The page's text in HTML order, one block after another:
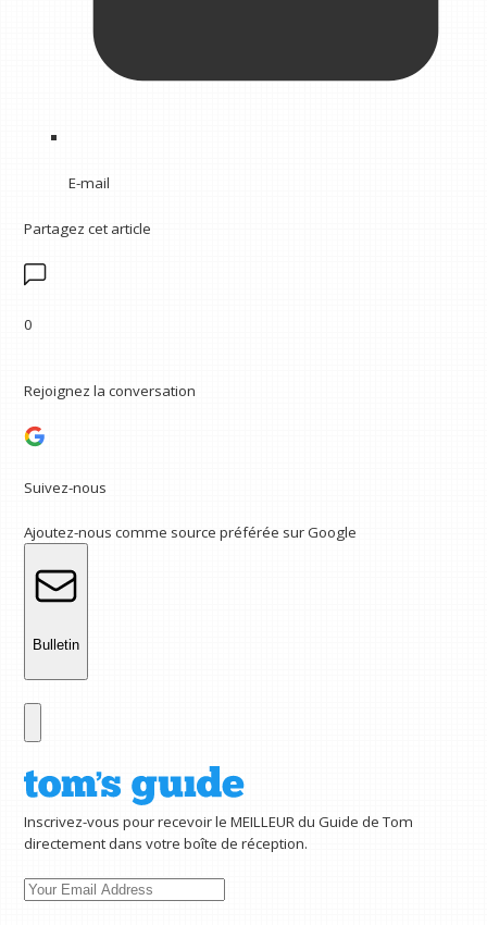
E-mail
Partagez cet article
0
Rejoignez la conversation
Suivez-nous
Ajoutez-nous comme source préférée sur Google
Bulletin
Inscrivez-vous pour recevoir le MEILLEUR du Guide de Tom
directement dans votre boîte de réception.